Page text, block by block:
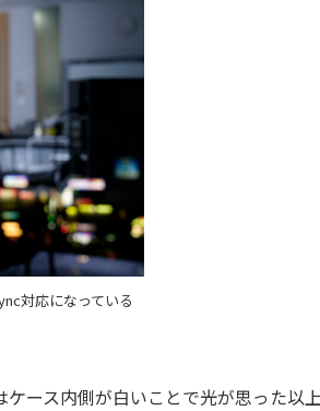
対応になっている
ース内側が白いことで光が思った以